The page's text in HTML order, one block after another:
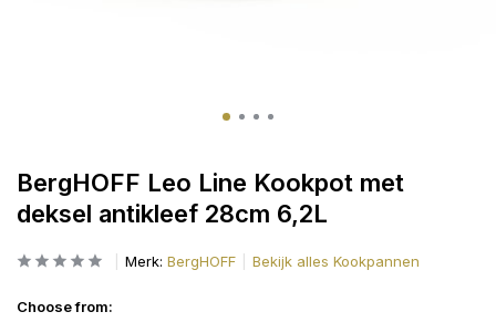
BergHOFF Leo Line Kookpot met
deksel antikleef 28cm 6,2L
Merk: BergHOFF Bekijk alles Kookpannen
Choose from: